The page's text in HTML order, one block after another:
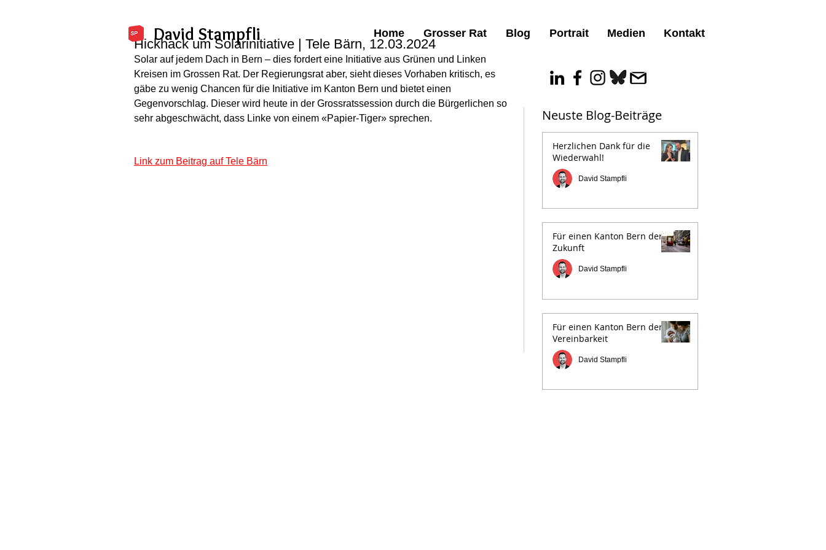
David Stampfli Home Grosser Rat Blog Portrait Medien Kontakt
Hickhack um Solarinitiative | Tele Bärn, 12.03.2024
Solar auf jedem Dach in Bern – dies fordert eine Initiative aus Grünen und Linken
Kreisen im Grossen Rat. Der Regierungsrat aber, sieht dieses Vorhaben kritisch, es
gäbe zu wenig Chancen für die Initiative im Kanton Bern und bietet einen
Gegenvorschlag. Dieser wird heute in der Grossratssession durch die Bürgerlichen so
sehr abgeschwächt, dass Linke von einem «Papier-Tiger» sprechen.
Link zum Beitrag auf Tele Bärn
Herzlichen Dank für die
Wiederwahl!
David Stampfli
Für einen Kanton Bern der
Zukunft
David Stampfli
Für einen Kanton Bern der
Vereinbarkeit
David Stampfli
Neuste Blog-Beiträge